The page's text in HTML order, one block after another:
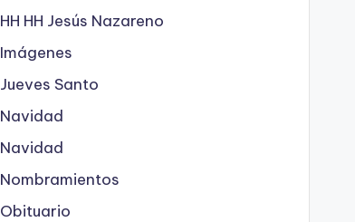
HH HH Jesús Nazareno
Imágenes
Jueves Santo
Navidad
Navidad
Nombramientos
Obituario